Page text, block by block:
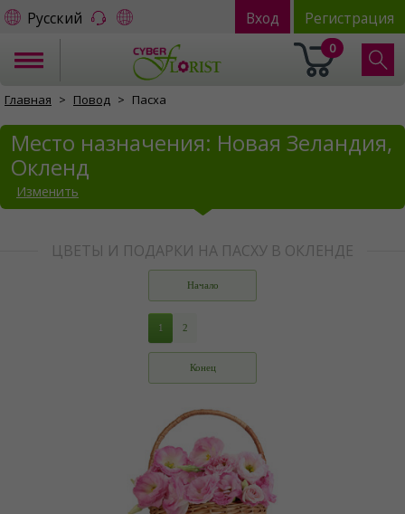
Русский Вход Регистрация
0
Главная Повод Пасха
Место назначения: Новая Зеландия,
Окленд
Изменить
ЦВЕТЫ И ПОДАРКИ НА ПАСХУ В ОКЛЕНДЕ
Начало
1 2
Конец